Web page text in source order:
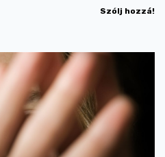
Szólj hozzá!